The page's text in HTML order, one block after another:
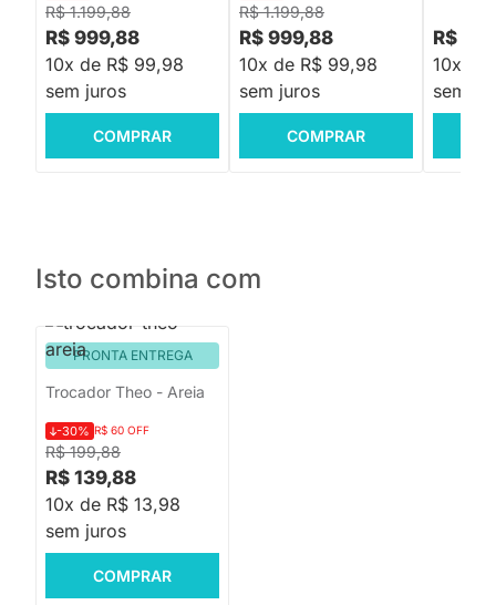
R$ 1.199,88
R$ 999,88
10x de R$ 99,98
sem juros
COMPRAR
R$ 1.199,88
R$ 999,88
10x de R$ 99,98
sem juros
COMPRAR
R$
10x de
sem
Isto combina com
PRONTA ENTREGA
Trocador Theo - Areia
R$ 199,88
-30% R$ 60 OFF
R$ 139,88
10x de R$ 13,98
sem juros
COMPRAR